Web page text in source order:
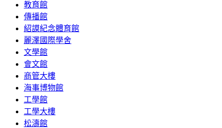
教育館
傳播館
紹謨紀念體育館
麗澤國際學舍
文學館
會文館
商管大樓
海事博物館
工學館
工學大樓
松濤館